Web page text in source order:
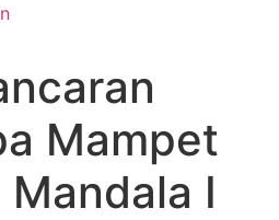
Mampet
I